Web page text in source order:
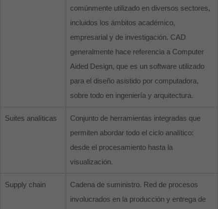
comúnmente utilizado en diversos sectores,
incluidos los ámbitos académico,
empresarial y de investigación. CAD
generalmente hace referencia a Computer
Aided Design, que es un software utilizado
para el diseño asistido por computadora,
sobre todo en ingeniería y arquitectura.
Suites analíticas
Conjunto de herramientas integradas que
permiten abordar todo el ciclo analítico:
desde el procesamiento hasta la
visualización.
Supply chain
Cadena de suministro. Red de procesos
involucrados en la producción y entrega de